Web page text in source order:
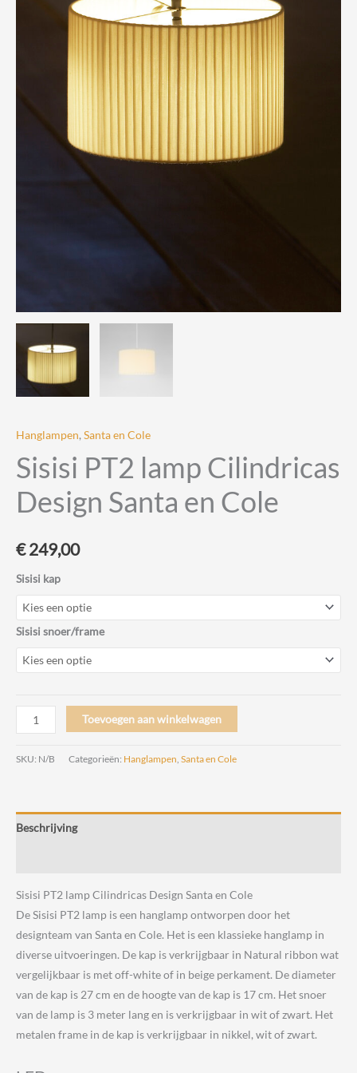
Hanglampen, Santa en Cole
Sisisi PT2 lamp Cilindricas
Design Santa en Cole
€249,00
Sisisi kap
Sisisi snoer/frame
Sisisi
PT2
lamp
Santa
en
Toevoegen aan winkelwagen
SKU: N/B Categorieën: Hanglampen, Santa en Cole
Beschrijving
Sisisi PT2 lamp Cilindricas Design Santa en Cole
De Sisisi PT2 lamp is een hanglamp ontworpen door het
designteam van Santa en Cole. Het is een klassieke hanglamp in
diverse uitvoeringen. De kap is verkrijgbaar in Natural ribbon wat
vergelijkbaar is met off-white of in beige perkament. De diameter
van de kap is 27 cm en de hoogte van de kap is 17 cm. Het snoer
van de lamp is 3 meter lang en is verkrijgbaar in wit of zwart. Het
metalen frame in de kap is verkrijgbaar in nikkel, wit of zwart.